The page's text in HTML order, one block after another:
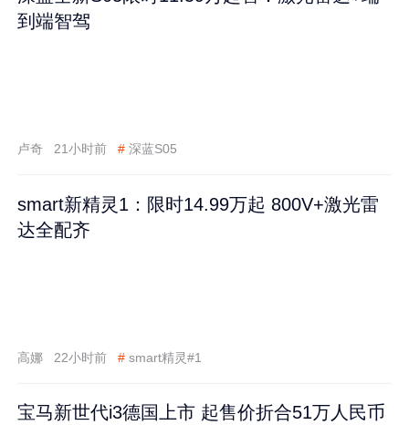
到端智驾
卢奇 21小时前 # 深蓝S05
smart新精灵1：限时14.99万起 800V+激光雷
达全配齐
高娜 22小时前 # smart精灵#1
宝马新世代i3德国上市 起售价折合51万人民币